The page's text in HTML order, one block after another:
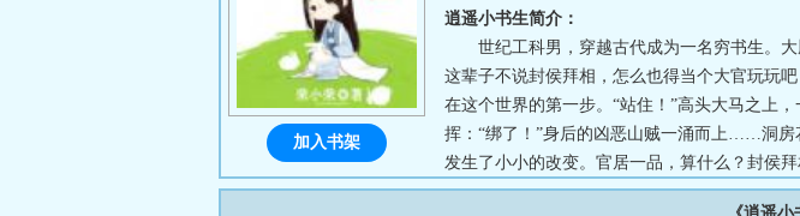
逍遥小书生简介：
世纪工科男，穿越古代成为一名穷书生。
这辈子不说封侯拜相，怎么也得当个大官玩玩
在这个世界的第一步。“站住！”高头大马之上
挥：“绑了！”身后的凶恶山贼一涌而上……洞
发生了小小的改变。官居一品，算什么？封侯
人！：，欢迎大家加群！（另：本书轻松使用
加入书架